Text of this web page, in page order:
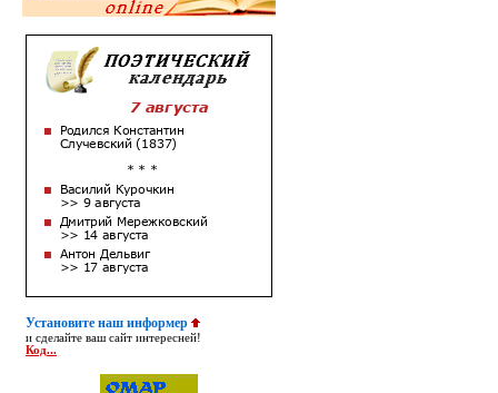
Установите наш информер
и сделайте ваш сайт интересней!
Код...